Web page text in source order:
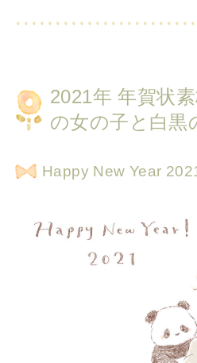
2021年 年賀状
の女の子と白黒
Happy New Year